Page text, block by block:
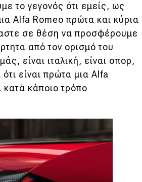
το γεγονός ότι εμείς, ως
Alfa Romeo πρώτα και κύρια
σε θέση να προσφέρουμε
από τον ορισμό του
είναι ιταλική, είναι σπορ,
είναι πρώτα μια Alfa
κατά κάποιο τρόπο